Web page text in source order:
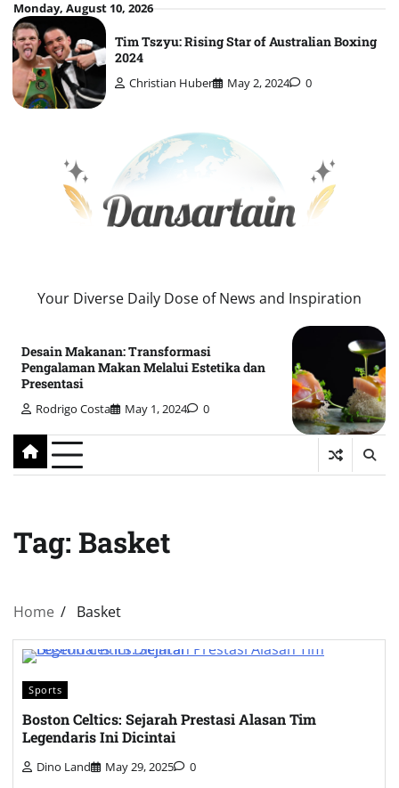
Skip
to
content
Monday, August 10, 2026
Tim Tszyu: Rising Star of Australian Boxing
2024
Christian Huber May 2, 2024 0
Your Diverse Daily Dose of News and Inspiration
Desain Makanan: Transformasi
Pengalaman Makan Melalui Estetika dan
Presentasi
Rodrigo Costa May 1, 2024 0
Tag: Basket
Home Basket
Sports
Boston Celtics: Sejarah Prestasi Alasan Tim
Legendaris Ini Dicintai
Dino Land May 29, 2025 0